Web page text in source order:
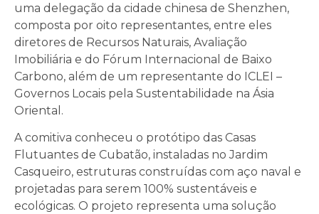
uma delegação da cidade chinesa de Shenzhen,
composta por oito representantes, entre eles
diretores de Recursos Naturais, Avaliação
Imobiliária e do Fórum Internacional de Baixo
Carbono, além de um representante do ICLEI –
Governos Locais pela Sustentabilidade na Ásia
Oriental.
A comitiva conheceu o protótipo das Casas
Flutuantes de Cubatão, instaladas no Jardim
Casqueiro, estruturas construídas com aço naval e
projetadas para serem 100% sustentáveis e
ecológicas. O projeto representa uma solução